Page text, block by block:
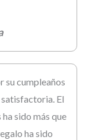
su cumpleaños
El
sido más que
ha sido